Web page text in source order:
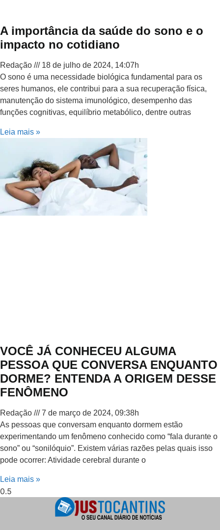
A importância da saúde do sono e o
impacto no cotidiano
Redação
18 de julho de 2024, 14:07h
O sono é uma necessidade biológica fundamental para os
seres humanos, ele contribui para a sua recuperação física,
manutenção do sistema imunológico, desempenho das
funções cognitivas, equilíbrio metabólico, dentre outras
Leia mais »
VOCÊ JÁ CONHECEU ALGUMA
PESSOA QUE CONVERSA ENQUANTO
DORME? ENTENDA A ORIGEM DESSE
FENÔMENO
Redação
7 de março de 2024, 09:38h
As pessoas que conversam enquanto dormem estão
experimentando um fenômeno conhecido como “fala durante o
sono” ou “sonilóquio”. Existem várias razões pelas quais isso
pode ocorrer: Atividade cerebral durante o
Leia mais »